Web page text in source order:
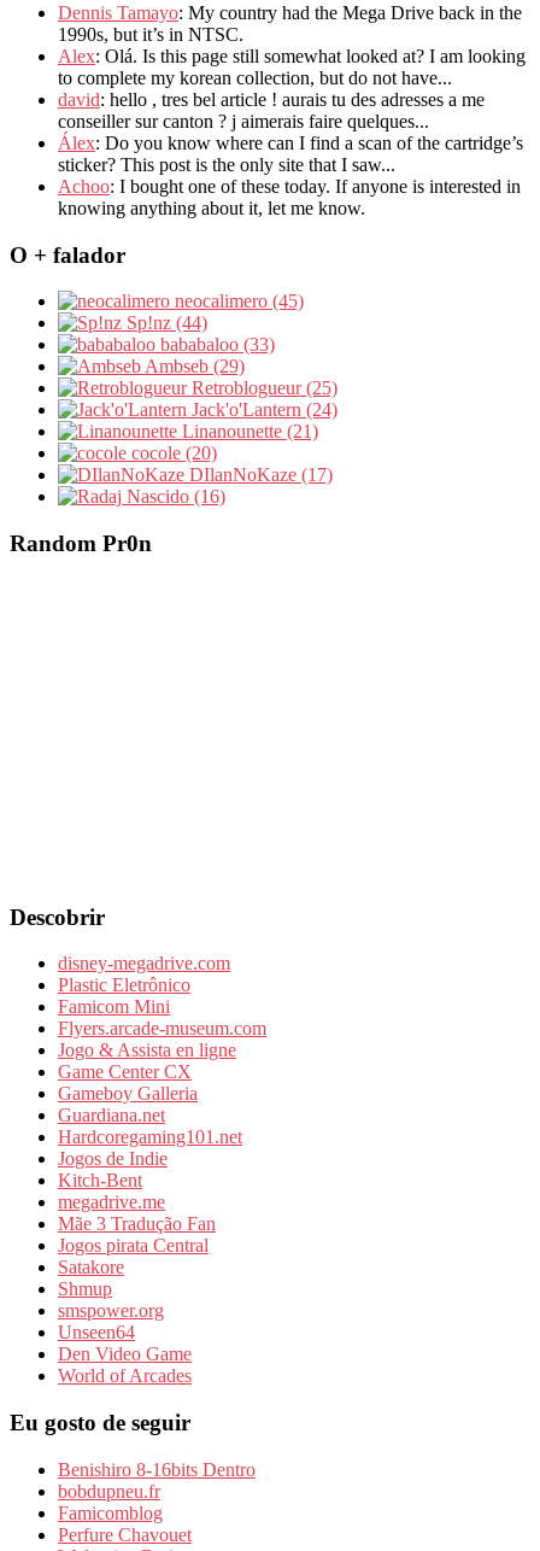
Dennis Tamayo: My country had the Mega Drive back in the
1990s, but it’s in NTSC.
Alex: Olá. Is this page still somewhat looked at? I am looking
to complete my korean collection, but do not have...
david: hello , tres bel article ! aurais tu des adresses a me
conseiller sur canton ? j aimerais faire quelques...
Álex: Do you know where can I find a scan of the cartridge’s
sticker? This post is the only site that I saw...
Achoo: I bought one of these today. If anyone is interested in
knowing anything about it, let me know.
O + falador
neocalimero (45)
Sp!nz (44)
bababaloo (33)
Ambseb (29)
Retroblogueur (25)
Jack'o'Lantern (24)
Linanounette (21)
cocole (20)
DIlanNoKaze (17)
Nascido (16)
Random Pr0n
Descobrir
disney-megadrive.com
Plastic Eletrônico
Famicom Mini
Flyers.arcade-museum.com
Jogo & Assista en ligne
Game Center CX
Gameboy Galleria
Guardiana.net
Hardcoregaming101.net
Jogos de Indie
Kitch-Bent
megadrive.me
Mãe 3 Tradução Fan
Jogos pirata Central
Satakore
Shmup
smspower.org
Unseen64
Den Video Game
World of Arcades
Eu gosto de seguir
Benishiro 8-16bits Dentro
bobdupneu.fr
Famicomblog
Perfure Chavouet